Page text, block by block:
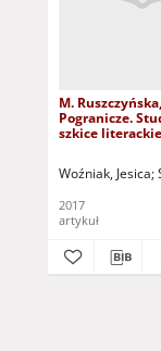
M. Ruszczyńska,
Pogranicze.
szkice
Woźniak, Jesica
2017
artykuł